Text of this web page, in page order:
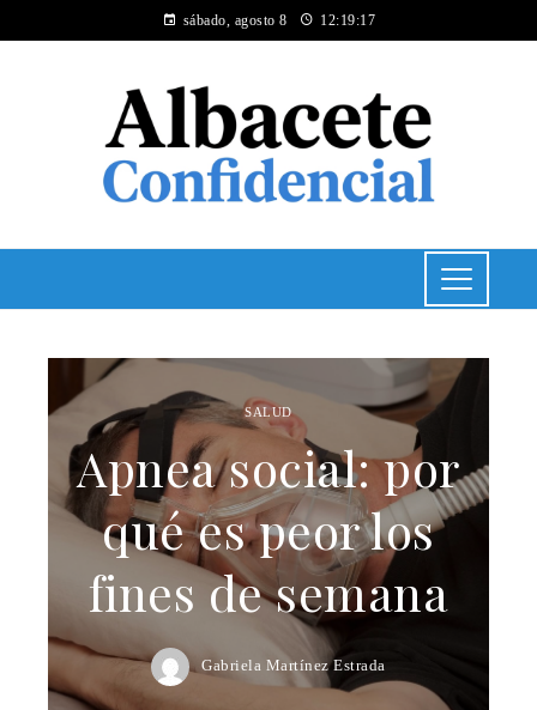
sábado, agosto 8 12:19:18
SALUD
Apnea social: por
qué es peor los
fines de semana
Gabriela Martínez Estrada